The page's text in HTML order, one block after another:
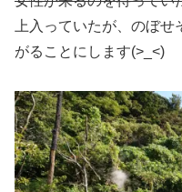
上入っていたが、のぼ
がることにします(>_<)